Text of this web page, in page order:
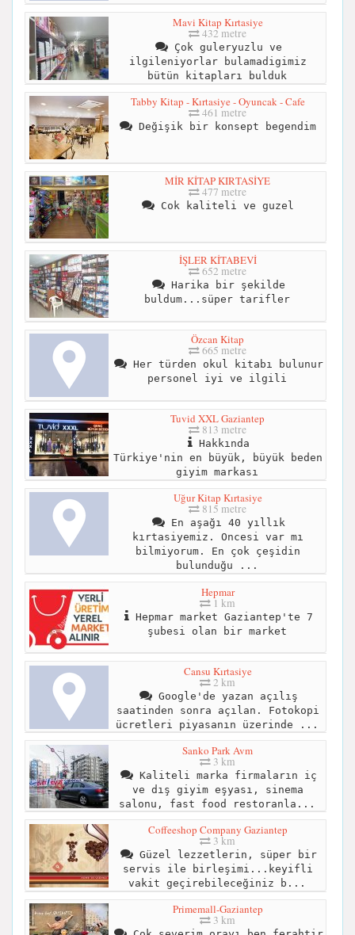
Mavi Kitap Kırtasiye
432 metre
Çok guleryuzlu ve
ilgileniyorlar bulamadigimiz
bütün kitapları bulduk
Tabby Kitap - Kırtasiye - Oyuncak - Cafe
461 metre
Değişik bir konsept begendim
MİR KİTAP KIRTASİYE
477 metre
Cok kaliteli ve guzel
İŞLER KİTABEVİ
652 metre
Harika bir şekilde
buldum...süper tarifler
Özcan Kitap
665 metre
Her türden okul kitabı bulunur
personel iyi ve ilgili
Tuvid XXL Gaziantep
813 metre
Hakkında
Türkiye'nin en büyük, büyük beden
giyim markası
Uğur Kitap Kırtasiye
815 metre
En aşağı 40 yıllık
kırtasiyemiz. Oncesi var mı
bilmiyorum. En çok çeşidin
bulunduğu ...
Hepmar
1 km
Hepmar market Gaziantep'te 7
şubesi olan bir market
Cansu Kırtasiye
2 km
Google'de yazan açılış
saatinden sonra açılan. Fotokopi
ücretleri piyasanın üzerinde ...
Sanko Park Avm
3 km
Kaliteli marka firmaların iç
ve dış giyim eşyası, sinema
salonu, fast food restoranla...
Coffeeshop Company Gaziantep
3 km
Güzel lezzetlerin, süper bir
servis ile birleşimi...keyifli
vakit geçirebileceğiniz b...
Primemall-Gaziantep
3 km